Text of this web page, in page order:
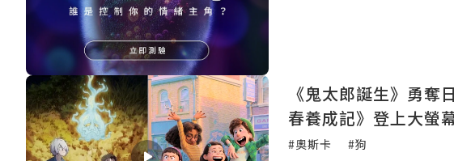
《鬼太郎誕生》勇奪
春養成記》登上大螢
#奧斯卡 #狗